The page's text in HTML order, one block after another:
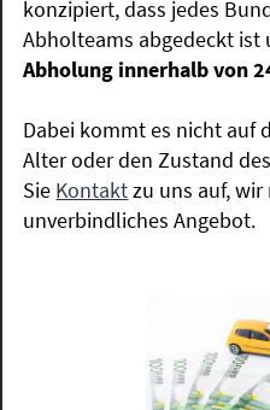
konzipiert, dass jedes
Abholteams abgedeckt ist
Abholung innerhalb von
Dabei kommt es nicht auf
Alter oder den Zustand
Sie Kontaktzu uns auf,
unverbindliches Angebot.